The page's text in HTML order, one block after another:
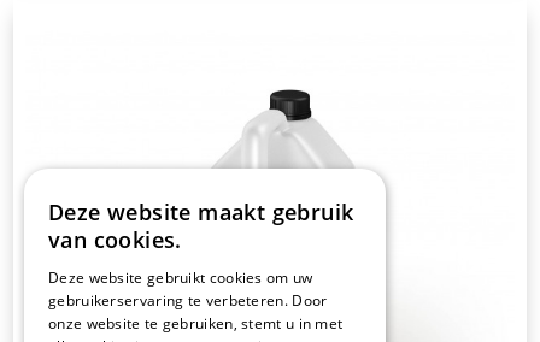
Deze website maakt gebruik
van cookies.
Deze website gebruikt cookies om uw
gebruikerservaring te verbeteren. Door
onze website te gebruiken, stemt u in met